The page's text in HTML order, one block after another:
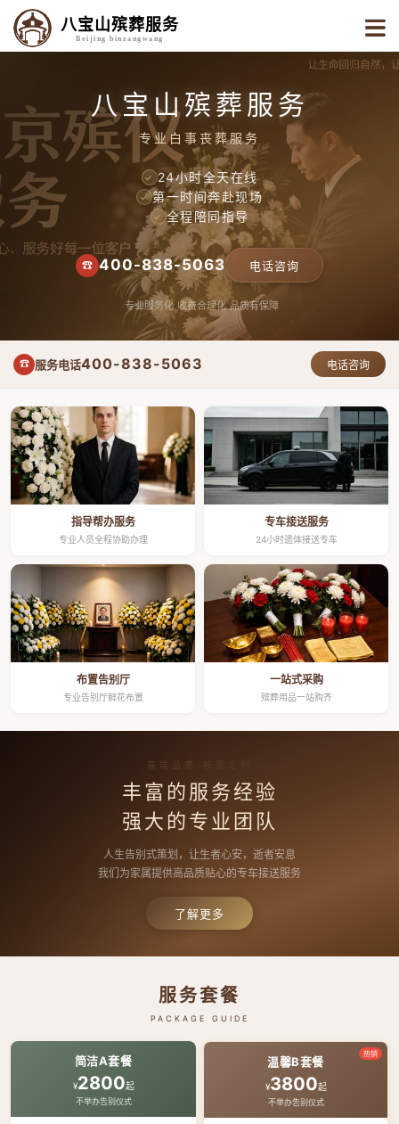
八宝山殡葬服务
Beijing binzangwang
八宝山殡葬服务
专业白事丧葬服务
✓ 24小时全天在线
✓ 第一时间奔赴现场
✓ 全程陪同指导
☎ 400-838-5063 电话咨询
专业服务化 收费合理化 品质有保障
☎ 服务电话400-838-5063 电话咨询
指导帮办服务
专业人员全程协助办理
专车接送服务
24小时遗体接送专车
布置告别厅
专业告别厅鲜花布置
一站式采购
殡葬用品一站购齐
高端品质 按需定制
丰富的服务经验
强大的专业团队
人生告别式策划，让生者心安，逝者安息
我们为家属提供高品质贴心的专车接送服务
了解更多
服务套餐
PACKAGE GUIDE
简洁A套餐
¥2800起
不举办告别仪式
热销
温馨B套餐
¥3800起
不举办告别仪式